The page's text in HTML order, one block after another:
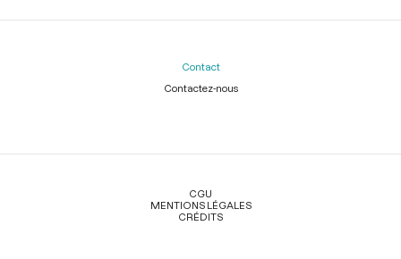
Contact
Contactez-nous
Légal
CGU
MENTIONS LÉGALES
CRÉDITS